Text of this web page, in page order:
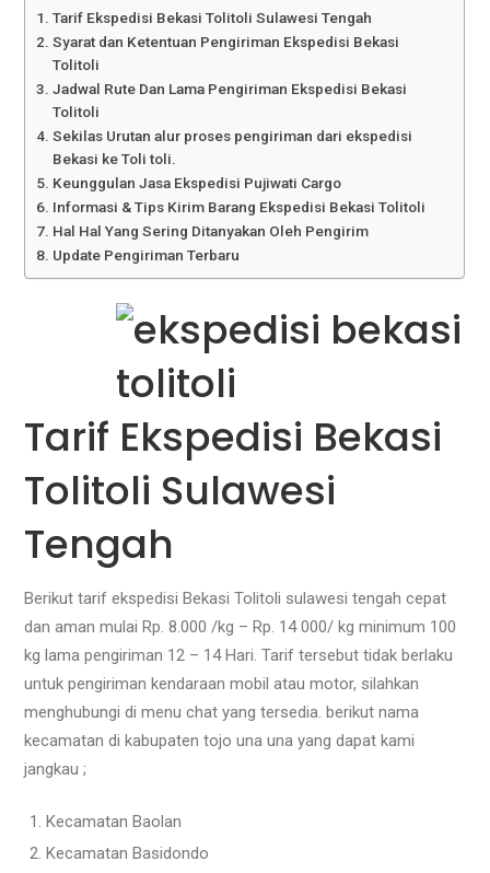
Tarif Ekspedisi Bekasi Tolitoli Sulawesi Tengah
Syarat dan Ketentuan Pengiriman Ekspedisi Bekasi
Tolitoli
Jadwal Rute Dan Lama Pengiriman Ekspedisi Bekasi
Tolitoli
Sekilas Urutan alur proses pengiriman dari ekspedisi
Bekasi ke Toli toli.
Keunggulan Jasa Ekspedisi Pujiwati Cargo
Informasi & Tips Kirim Barang Ekspedisi Bekasi Tolitoli
Hal Hal Yang Sering Ditanyakan Oleh Pengirim
Update Pengiriman Terbaru
Tarif Ekspedisi Bekasi
Tolitoli Sulawesi
Tengah
Berikut tarif ekspedisi Bekasi Tolitoli sulawesi tengah cepat
dan aman mulai Rp. 8.000 /kg – Rp. 14 000/ kg minimum 100
kg lama pengiriman 12 – 14 Hari. Tarif tersebut tidak berlaku
untuk pengirimankendaraan mobil atau motor, silahkan
menghubungi di menu chat yang tersedia. berikut nama
kecamatan di kabupaten tojo una una yang dapat kami
jangkau ;
Kecamatan Baolan
Kecamatan Basidondo